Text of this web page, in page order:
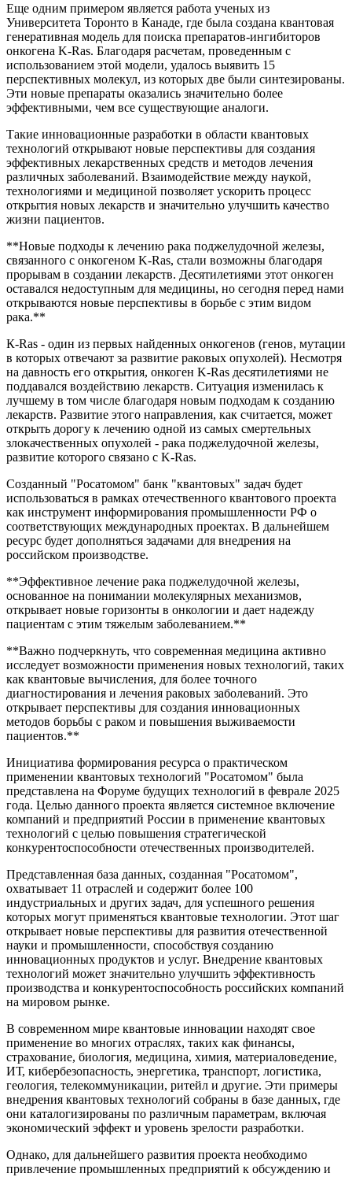
Еще одним примером является работа ученых из
Университета Торонто в Канаде, где была создана квантовая
генеративная модель для поиска препаратов-ингибиторов
онкогена K-Ras. Благодаря расчетам, проведенным с
использованием этой модели, удалось выявить 15
перспективных молекул, из которых две были синтезированы.
Эти новые препараты оказались значительно более
эффективными, чем все существующие аналоги.
Такие инновационные разработки в области квантовых
технологий открывают новые перспективы для создания
эффективных лекарственных средств и методов лечения
различных заболеваний. Взаимодействие между наукой,
технологиями и медициной позволяет ускорить процесс
открытия новых лекарств и значительно улучшить качество
жизни пациентов.
**Новые подходы к лечению рака поджелудочной железы,
связанного с онкогеном K-Ras, стали возможны благодаря
прорывам в создании лекарств. Десятилетиями этот онкоген
оставался недоступным для медицины, но сегодня перед нами
открываются новые перспективы в борьбе с этим видом
рака.**
К-Ras - один из первых найденных онкогенов (генов, мутации
в которых отвечают за развитие раковых опухолей). Несмотря
на давность его открытия, онкоген K-Ras десятилетиями не
поддавался воздействию лекарств. Ситуация изменилась к
лучшему в том числе благодаря новым подходам к созданию
лекарств. Развитие этого направления, как считается, может
открыть дорогу к лечению одной из самых смертельных
злокачественных опухолей - рака поджелудочной железы,
развитие которого связано с K-Ras.
Созданный "Росатомом" банк "квантовых" задач будет
использоваться в рамках отечественного квантового проекта
как инструмент информирования промышленности РФ о
соответствующих международных проектах. В дальнейшем
ресурс будет дополняться задачами для внедрения на
российском производстве.
**Эффективное лечение рака поджелудочной железы,
основанное на понимании молекулярных механизмов,
открывает новые горизонты в онкологии и дает надежду
пациентам с этим тяжелым заболеванием.**
**Важно подчеркнуть, что современная медицина активно
исследует возможности применения новых технологий, таких
как квантовые вычисления, для более точного
диагностирования и лечения раковых заболеваний. Это
открывает перспективы для создания инновационных
методов борьбы с раком и повышения выживаемости
пациентов.**
Инициатива формирования ресурса о практическом
применении квантовых технологий "Росатомом" была
представлена на Форуме будущих технологий в феврале 2025
года. Целью данного проекта является системное включение
компаний и предприятий России в применение квантовых
технологий с целью повышения стратегической
конкурентоспособности отечественных производителей.
Представленная база данных, созданная "Росатомом",
охватывает 11 отраслей и содержит более 100
индустриальных и других задач, для успешного решения
которых могут применяться квантовые технологии. Этот шаг
открывает новые перспективы для развития отечественной
науки и промышленности, способствуя созданию
инновационных продуктов и услуг. Внедрение квантовых
технологий может значительно улучшить эффективность
производства и конкурентоспособность российских компаний
на мировом рынке.
В современном мире квантовые инновации находят свое
применение во многих отраслях, таких как финансы,
страхование, биология, медицина, химия, материаловедение,
ИТ, кибербезопасность, энергетика, транспорт, логистика,
геология, телекоммуникации, ритейл и другие. Эти примеры
внедрения квантовых технологий собраны в базе данных, где
они каталогизированы по различным параметрам, включая
экономический эффект и уровень зрелости разработки.
Однако, для дальнейшего развития проекта необходимо
привлечение промышленных предприятий к обсуждению и